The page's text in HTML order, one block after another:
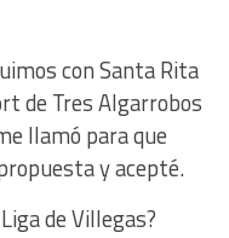
con Santa Rita
de Tres Algarrobos
llamó para que
y acepté.
de Villegas?